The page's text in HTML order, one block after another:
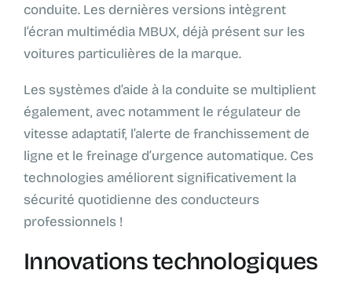
conduite. Les dernières versions intègrent
l’écran multimédia MBUX, déjà présent sur les
voitures particulières de la marque.
Les systèmes d’aide à la conduite se multiplient
également, avec notamment le régulateur de
vitesse adaptatif, l’alerte de franchissement de
ligne et le freinage d’urgence automatique. Ces
technologies améliorent significativement la
sécurité quotidienne des conducteurs
professionnels !
Innovations technologiques